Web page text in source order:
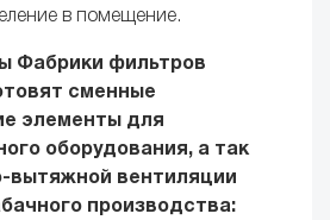
в по­мещение.
Фабрики фильтров
сменные
элементы для
оборудования, а так
вытяжной вентиляции
производства: